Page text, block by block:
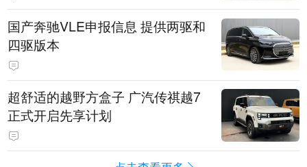
国产奔驰VLE申报信息 提供两驱和
四驱版本
超舒适的越野方盒子 广汽传祺越7
正式开启先享计划